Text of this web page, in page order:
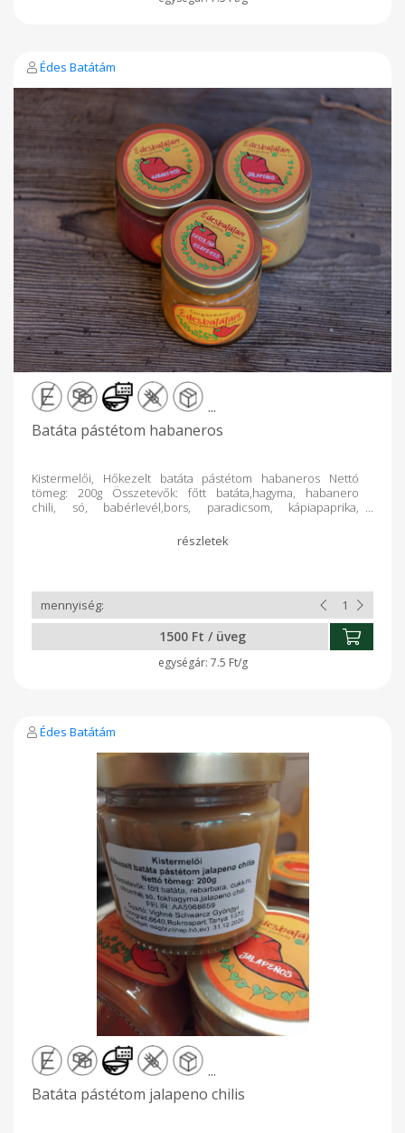
Édes Batátám
...
Batáta pástétom habaneros
Kistermelői, Hőkezelt batáta pástétom habaneros Nettó
tömeg: 200g Összetevők: főtt batáta,hagyma, habanero
chili, só, babérlevél,bors, paradicsom, kápiapaprika,
elfogyasztandó! Erős!10 év alatti gyermekek elől elzárva
tartandó! Ajánlom: chipshez, pizza-melegszendvics krémnek,
1500 Ft / üveg
7.5 Ft/g
Édes Batátám
...
Batáta pástétom jalapeno chilis